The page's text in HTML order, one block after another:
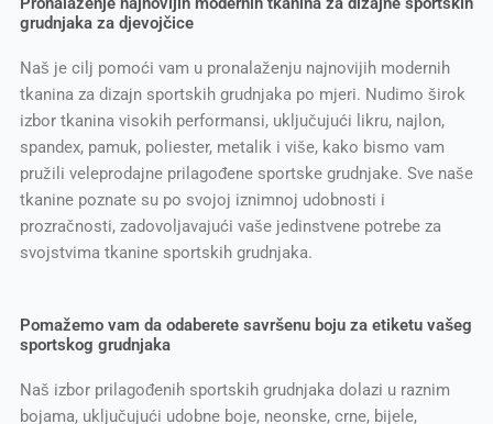
grudnjaka za djevojčice
Naš je cilj pomoći vam u pronalaženju najnovijih modernih
tkanina za dizajn sportskih grudnjaka po mjeri. Nudimo širok
izbor tkanina visokih performansi, uključujući likru, najlon,
spandex, pamuk, poliester, metalik i više, kako bismo vam
pružili veleprodajne prilagođene sportske grudnjake. Sve naše
tkanine poznate su po svojoj iznimnoj udobnosti i
prozračnosti, zadovoljavajući vaše jedinstvene potrebe za
svojstvima tkanine sportskih grudnjaka.
Pomažemo vam da odaberete savršenu boju za etiketu vašeg
sportskog grudnjaka
Naš izbor prilagođenih sportskih grudnjaka dolazi u raznim
bojama, uključujući udobne boje, neonske, crne, bijele,